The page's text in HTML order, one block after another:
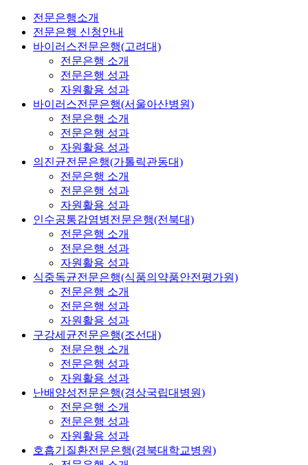
전문은행소개
전문은행 신청안내
바이러스전문은행(고려대)
전문은행 소개
전문은행 성과
자원활용 성과
바이러스전문은행(서울아산병원)
전문은행 소개
전문은행 성과
자원활용 성과
의진균전문은행(가톨릭관동대)
전문은행 소개
전문은행 성과
자원활용 성과
인수공통감염병전문은행(전북대)
전문은행 소개
전문은행 성과
자원활용 성과
식중독균전문은행(식품의약품안전평가원)
전문은행 소개
전문은행 성과
자원활용 성과
구강세균전문은행(조선대)
전문은행 소개
전문은행 성과
자원활용 성과
난배양성전문은행(경상국립대병원)
전문은행 소개
전문은행 성과
자원활용 성과
호흡기질환전문은행(경북대학교병원)